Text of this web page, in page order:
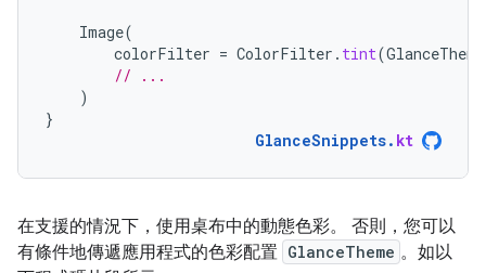
Image(
colorFilter = ColorFilter . tint(GlanceTheme
// ...
)
}
GlanceSnippets. kt
在支援的情況下，使用桌布中的動態色彩。 否則，您可以
有條件地傳遞應用程式的色彩配置 GlanceTheme 。如以